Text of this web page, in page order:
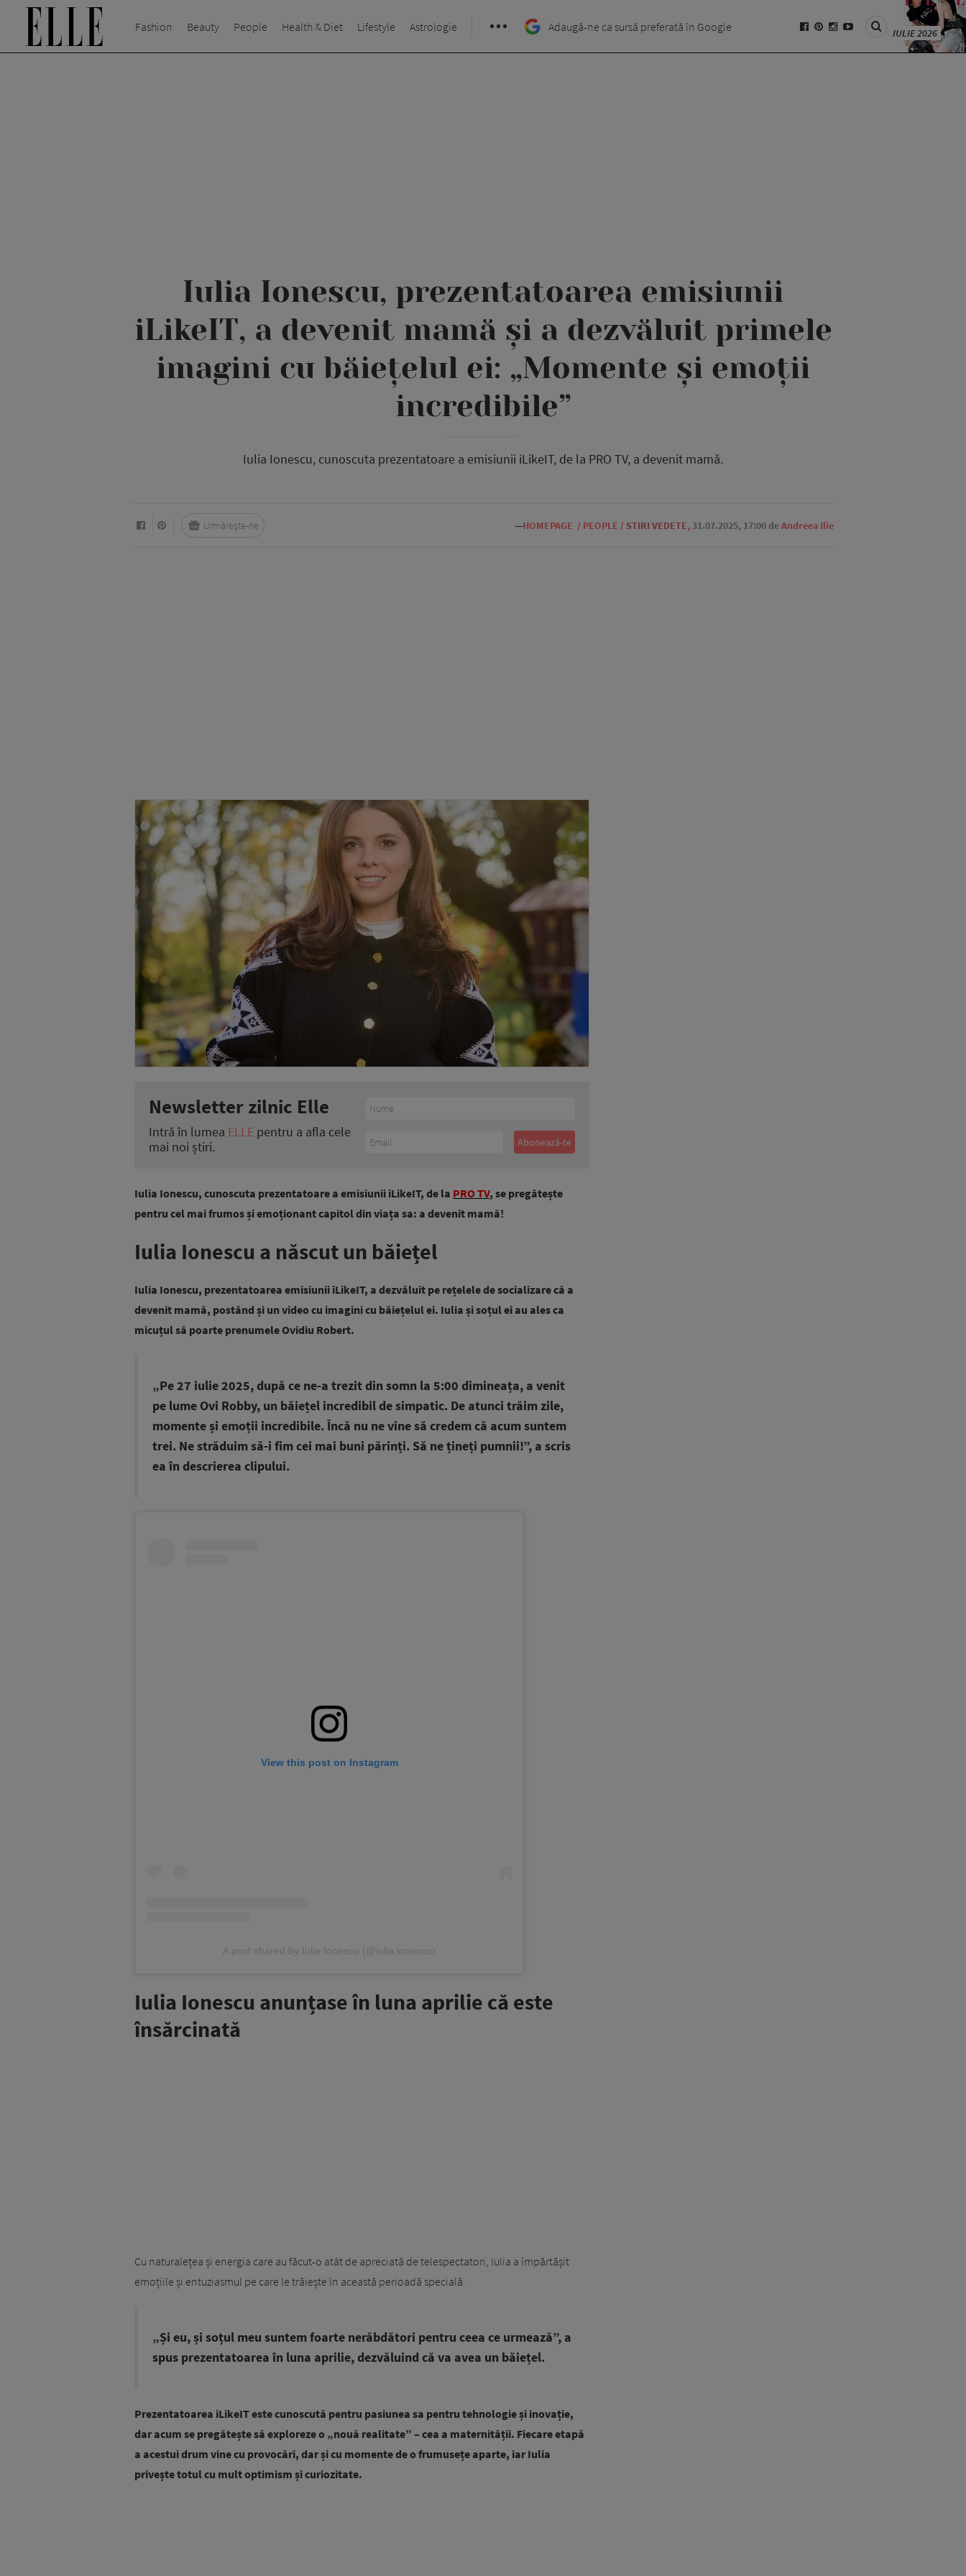
Fashion Beauty People Health & Diet Lifestyle Astrologie Adaugă-ne ca sursă preferată în Google IULIE 2026
Iulia Ionescu, prezentatoarea emisiunii
iLikeIT, a devenit mamă și a dezvăluit primele
imagini cu băiețelul ei: „Momente și emoții
incredibile”
Iulia Ionescu, cunoscuta prezentatoare a emisiunii iLikeIT, de la PRO TV, a devenit mamă.
—HOMEPAGE / PEOPLE / STIRI VEDETE, 31.07.2025, 17:00 deAndreea Ilie
Urmărește-ne
Newsletter zilnic Elle
Intră în lumea ELLE pentru a afla cele
mai noi știri.
Iulia Ionescu, cunoscuta prezentatoare a emisiunii iLikeIT, de la PRO TV, se pregătește
pentru cel mai frumos și emoționant capitol din viața sa: a devenit mamă!
Iulia Ionescu a născut un băiețel
Iulia Ionescu, prezentatoarea emisiunii iLikeIT, a dezvăluit pe rețelele de socializare că a
devenit mamă, postând și un video cu imagini cu băiețelul ei. Iulia și soțul ei au ales ca
micuțul să poarte prenumele Ovidiu Robert.
„Pe 27 iulie 2025, după ce ne-a trezit din somn la 5:00 dimineața, a venit
pe lume Ovi Robby, un băiețel incredibil de simpatic. De atunci trăim zile,
momente și emoții incredibile. Încă nu ne vine să credem că acum suntem
trei. Ne străduim să-i fim cei mai buni părinți. Să ne țineți pumnii!”, a scris
ea în descrierea clipului.
View this post on Instagram
A post shared by Iulia Ionescu (@iulia.ionescu)
Iulia Ionescu anunțase în luna aprilie că este
însărcinată
Cu naturalețea și energia care au făcut-o atât de apreciată de telespectatori, Iulia a împărtășit
emoțiile și entuziasmul pe care le trăiește în această perioadă specială.
„Și eu, și soțul meu suntem foarte nerăbdători pentru ceea ce urmează”, a
spus prezentatoarea în luna aprilie, dezvăluind că va avea un băiețel.
Prezentatoarea iLikeIT este cunoscută pentru pasiunea sa pentru tehnologie și inovație,
dar acum se pregătește să exploreze o „nouă realitate” – cea a maternității. Fiecare etapă
a acestui drum vine cu provocări, dar și cu momente de o frumusețe aparte, iar Iulia
privește totul cu mult optimism și curiozitate.